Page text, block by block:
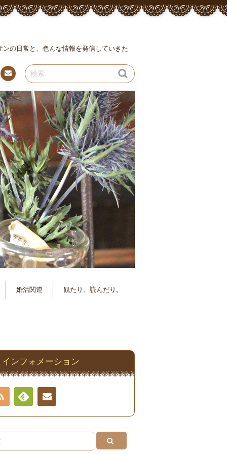
の日常と、色んな情報を発信していきた
先
婚活関連 観たり、読んだり。
インフォメーション
RSS
Feedly連絡
先